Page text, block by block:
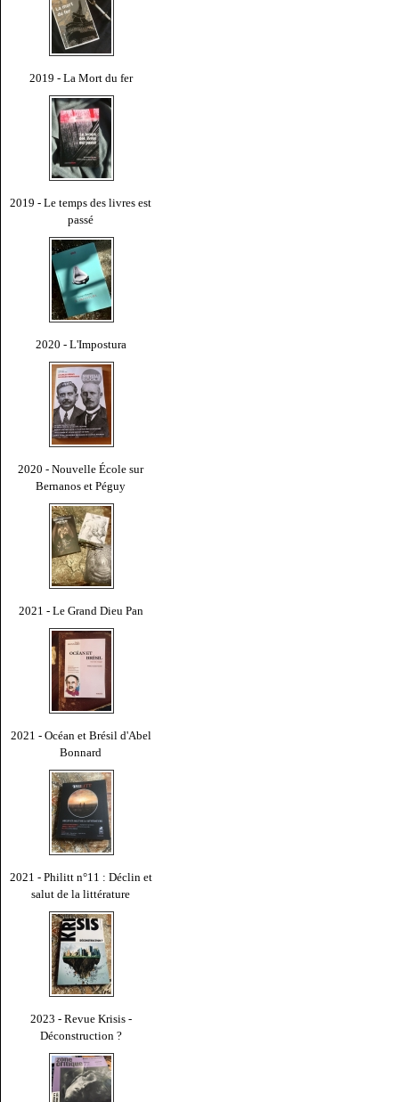
2019 - La Mort du fer
2019 - Le temps des livres est
passé
2020 - L'Impostura
2020 - Nouvelle École sur
Bernanos et Péguy
2021 - Le Grand Dieu Pan
2021 - Océan et Brésil d'Abel
Bonnard
2021 - Philitt n°11 : Déclin et
salut de la littérature
2023 - Revue Krisis -
Déconstruction ?